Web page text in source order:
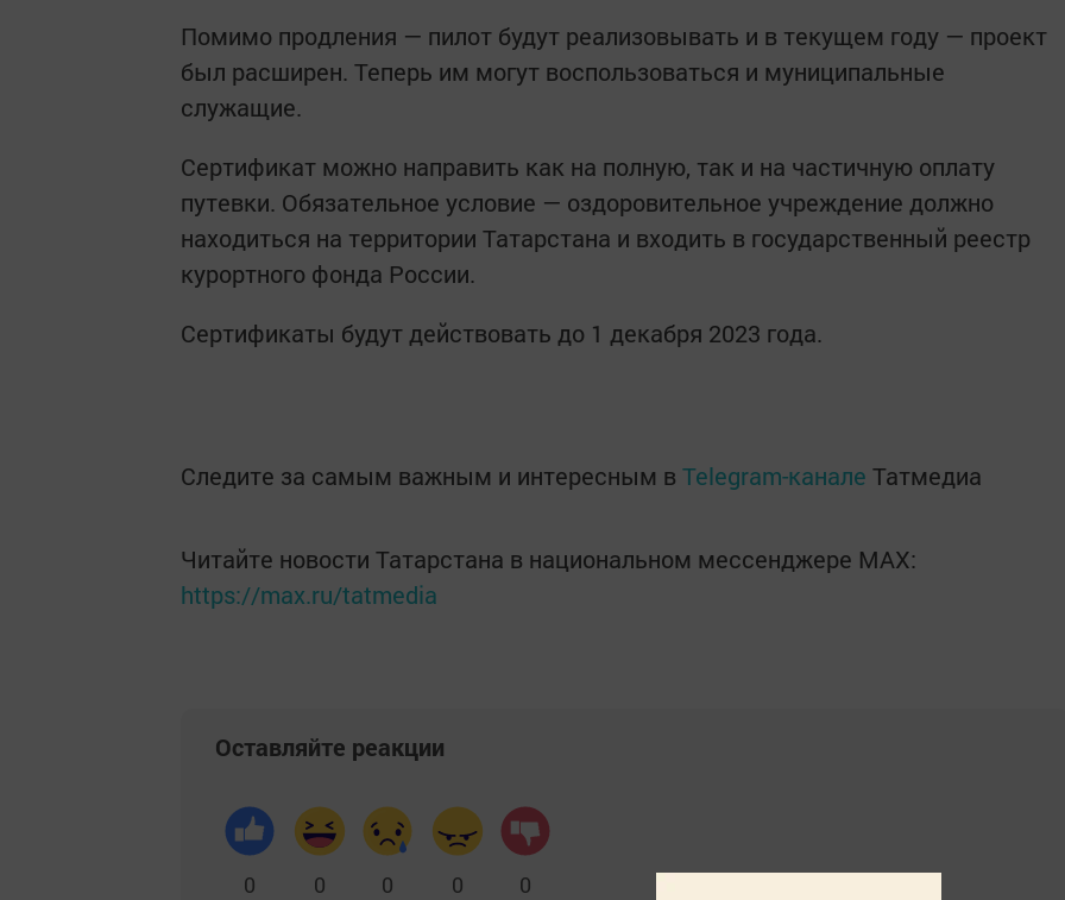
Помимо продления — пилот будут реализовывать и в текущем году — проект
был расширен. Теперь им могут воспользоваться и муниципальные
служащие.
Сертификат можно направить как на полную, так и на частичную оплату
путевки. Обязательное условие — оздоровительное учреждение должно
находиться на территории Татарстана и входить в государственный реестр
курортного фонда России.
Сертификаты будут действовать до 1 декабря 2023 года.
Следите за самым важным и интересным в Telegram-канале Татмедиа
Читайте новости Татарстана в национальном мессенджере MАХ:
https://max.ru/tatmedia
Оставляйте реакции
0 0 0 0 0